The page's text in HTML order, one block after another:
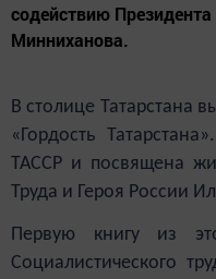
содействию
Минниханова.
В столице Татарстана
«Гордость
ТАССР и посвящена
Труда и Героя России
Первую книгу из
Социалистического